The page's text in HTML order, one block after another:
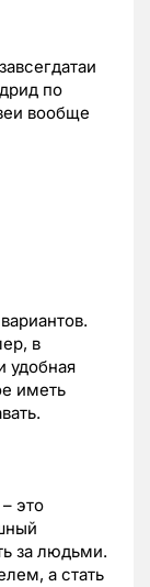
по
вообще
в
удобная
иметь
это
за людьми.
а стать